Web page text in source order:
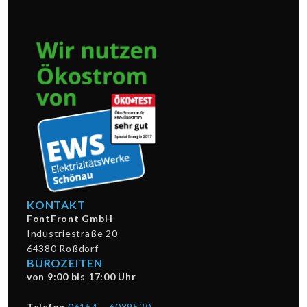
KONTAKT
FontFront GmbH
Industriestraße 20
64380 Roßdorf
BÜROZEITEN
von 9:00 bis 17:00 Uhr